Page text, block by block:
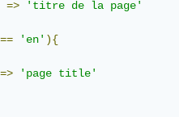
=>
'titre de la page'
== 'en'){
=>
'page title'